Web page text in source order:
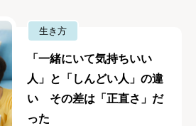
生き方
「一緒にいて気持ちいい
人」と「しんどい人」の違
い その差は「正直さ」だ
った